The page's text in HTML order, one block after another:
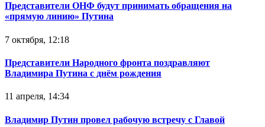
Представители ОНФ будут принимать обращения на
«прямую линию» Путина
7 октября, 12:18
Представители Народного фронта поздравляют
Владимира Путина с днём рождения
11 апреля, 14:34
Владимир Путин провел рабочую встречу с Главой